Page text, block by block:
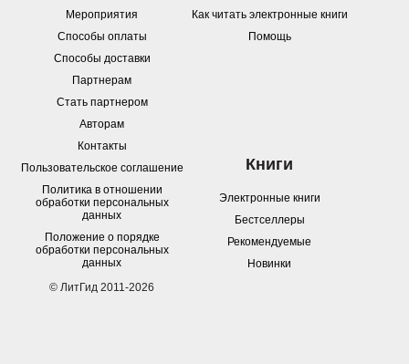
Мероприятия
Способы оплаты
Способы доставки
Партнерам
Стать партнером
Авторам
Контакты
Пользовательское соглашение
Политика в отношении
обработки персональных
данных
Положение о порядке
обработки персональных
данных
© ЛитГид 2011-2026
Как читать электронные книги
Помощь
Книги
Электронные книги
Бестселлеры
Рекомендуемые
Новинки